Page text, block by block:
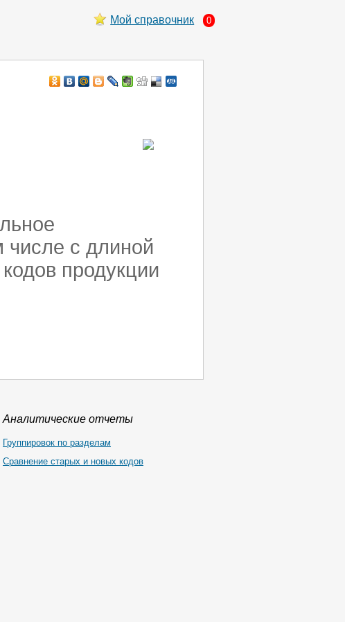
Мой справочник 0
числе с длиной
продукции
Аналитические отчеты
Группировок по разделам
Сравнение старых и новых кодов